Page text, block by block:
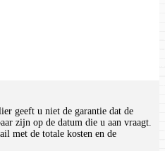
geeft u niet de garantie dat de
zijn op de datum die u aan vraagt.
met de totale kosten en de